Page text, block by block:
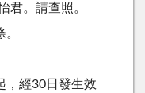
君。請查照。
，經30日發生效